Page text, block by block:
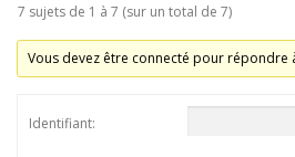
7 sujets de 1 à 7 (sur un total de 7)
Vous devez être connecté pour répondre
Identifiant: